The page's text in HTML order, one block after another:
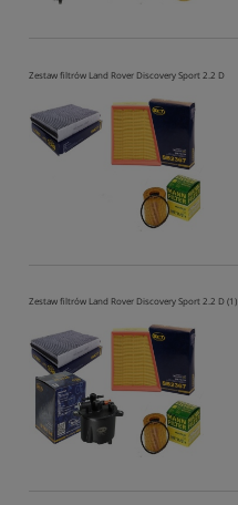
Zestaw filtrów Land Rover Discovery Sport 2.2 D
Zestaw filtrów Land Rover Discovery Sport 2.2 D (1)